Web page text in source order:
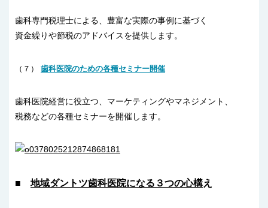
歯科専門税理士による、豊富な実際の事例に基づく
資金繰りや節税のアドバイスを提供します。
（７） 歯科医院のための各種セミナー開催
歯科医院経営に役立つ、マーケティングやマネジメント、
税務などの各種セミナーを開催します。
■ 地域ダントツ歯科医院になる３つの心構え